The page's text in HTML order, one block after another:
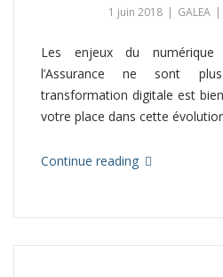
1 juin 2018 GALEA
Les enjeux du
l’Assurance ne sont
transformation digitale est
votre place dans cette
Continue reading